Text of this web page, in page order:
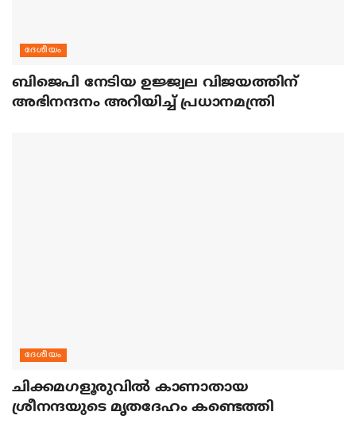
ദേശീയം
ബിജെപി നേടിയ ഉജ്ജ്വല വിജയത്തിന്
അഭിനന്ദനം അറിയിച്ച് പ്രധാനമന്ത്രി
ദേശീയം
ചിക്കമഗളൂരുവില്‍ കാണാതായ
ശ്രീനന്ദയുടെ മൃതദേഹം കണ്ടെത്തി